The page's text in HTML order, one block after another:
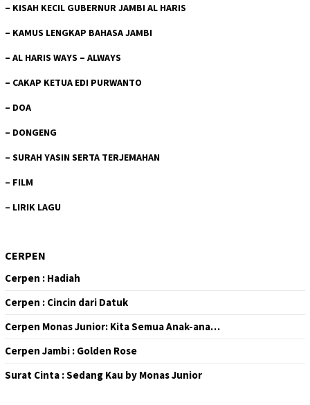
– KISAH KECIL GUBERNUR JAMBI AL HARIS
– KAMUS LENGKAP BAHASA JAMBI
– AL HARIS WAYS – ALWAYS
– CAKAP KETUA EDI PURWANTO
– DOA
– DONGENG
– SURAH YASIN SERTA TERJEMAHAN
– FILM
– LIRIK LAGU
CERPEN
Cerpen : Hadiah
Cerpen : Cincin dari Datuk
Cerpen Monas Junior: Kita Semua Anak-ana…
Cerpen Jambi : Golden Rose
Surat Cinta : Sedang Kau by Monas Junior